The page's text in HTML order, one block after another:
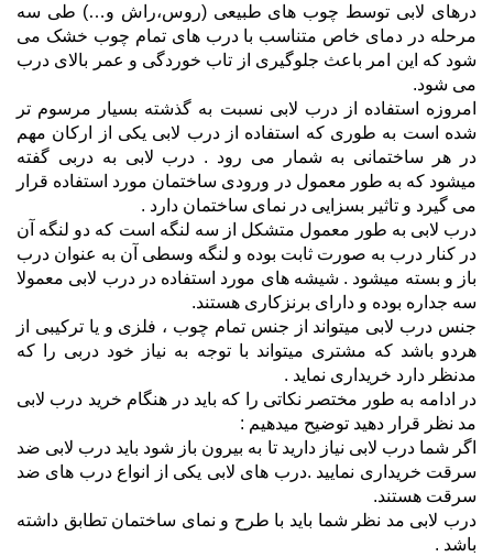
درهای لابی توسط چوب های طبیعی (روس،راش و…) طی سه
مرحله در دمای خاص متناسب با درب های تمام چوب خشک می
شود که این امر باعث جلوگیری از تاب خوردگی و عمر بالای درب
می شود.
امروزه استفاده از درب لابی نسبت به گذشته بسیار مرسوم تر
شده است به طوری که استفاده از درب لابی یکی از ارکان مهم
در هر ساختمانی به شمار می رود . درب لابی به دربی گفته
میشود که به طور معمول در ورودی ساختمان مورد استفاده قرار
می گیرد و تاثیر بسزایی در نمای ساختمان دارد .
درب لابی به طور معمول متشکل از سه لنگه است که دو لنگه آن
در کنار درب به صورت ثابت بوده و لنگه وسطی آن به عنوان درب
باز و بسته میشود . شیشه های مورد استفاده در درب لابی معمولا
سه جداره بوده و دارای برنزکاری هستند.
جنس درب لابی میتواند از جنس تمام چوب ، فلزی و یا ترکیبی از
هردو باشد که مشتری میتواند با توجه به نیاز خود دربی را که
مدنظر دارد خریداری نماید .
در ادامه به طور مختصر نکاتی را که باید در هنگام خرید درب لابی
مد نظر قرار دهید توضیح میدهیم :
اگر شما درب لابی نیاز دارید تا به بیرون باز شود باید درب لابی ضد
سرقت خریداری نمایید .درب های لابی یکی از انواع درب های ضد
سرقت هستند.
درب لابی مد نظر شما باید با طرح و نمای ساختمان تطابق داشته
باشد .